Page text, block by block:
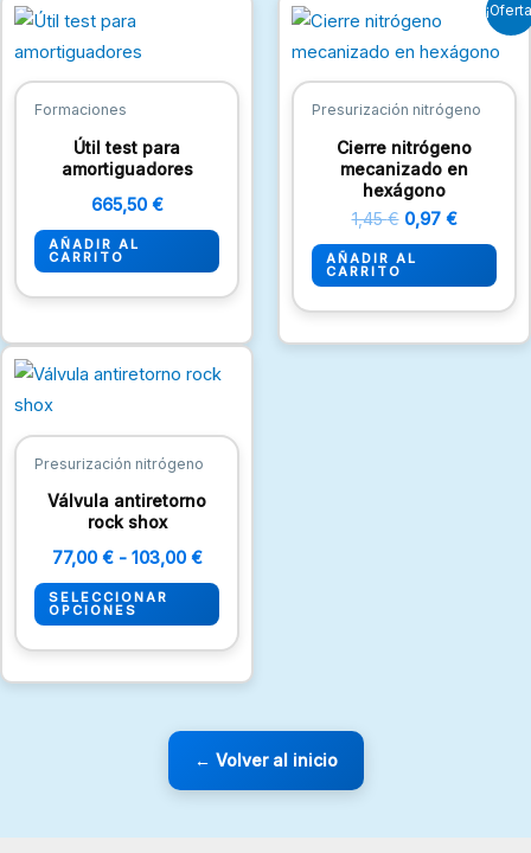
Formaciones
Útil test para
amortiguadores
665,50 €
AÑADIR AL
CARRITO
Presurización nitrógeno
Cierre nitrógeno
mecanizado en
hexágono
1,45€
precio
original
1,45 €.
0,97 €
precio
actual
es:
0,97 €.
AÑADIR AL
CARRITO
Presurización nitrógeno
Válvula antiretorno
rock shox
77,00 € - 103,00 €
Rango
de
77,00 €
hasta
SELECCIONAR
OPCIONES
múltiples
elegir
página
de
producto
← Volver al inicio